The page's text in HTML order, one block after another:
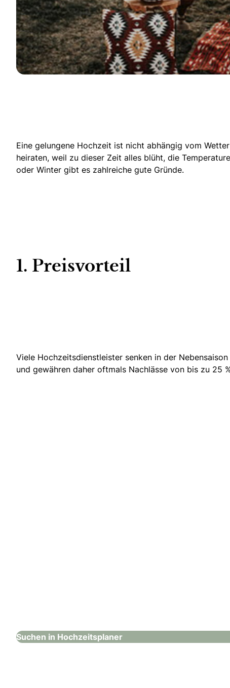
Eine gelungene Hochzeit ist nicht abhängig vom Wetter
heiraten, weil zu dieser Zeit alles blüht, die
oder Winter gibt es zahlreiche gute Gründe.
1. Preisvorteil
Viele Hochzeitsdienstleister senken in der
und gewähren daher oftmals Nachlässe von bis zu 25
Suchen in Hochzeitsplaner